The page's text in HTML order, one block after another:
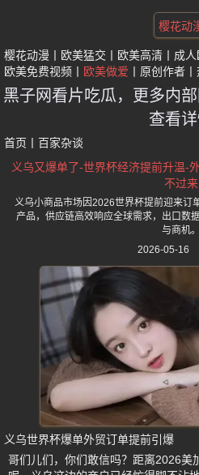
樱花动
樱花动漫 欧美猛交 欧美高清 成
欧美免费视频
欧美做爱 原创作者
黑子网看片吃瓜，更多内
查看
首页 百家杂谈
义乌又爆单了-世界杯经济提前升温-
不过来
义乌小商品市场因2026世界杯提前迎来订
产品，供应链高效响应全球需求，出口数
与商机。
2026-05-16
义乌世界杯爆单外贸订单提前引爆
哥们儿们，你们敢信吗？距离2026美